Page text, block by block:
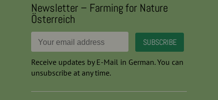
Newsletter – Farming for Nature
Österreich
Receive updates by E-Mail in German. You can
unsubscribe at any time.